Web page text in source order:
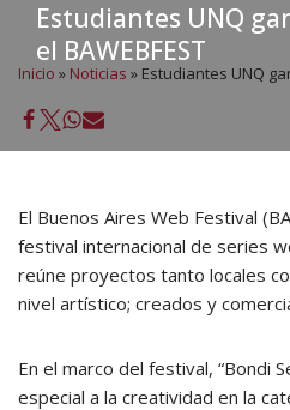
Estudiantes UNQ
el BAWEBFEST
Inicio » Noticias » Estudiantes UNQ
El Buenos Aires Web Festival
festival internacional de series
reúne proyectos tanto locales
nivel artístico; creados y
En el marco del festival, “Bondi
especial a la creatividad en la